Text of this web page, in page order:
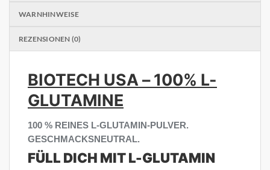
WARNHINWEISE
REZENSIONEN (0)
BIOTECH USA – 100% L-
GLUTAMINE
100 % REINES L-GLUTAMIN-PULVER.
GESCHMACKSNEUTRAL.
FÜLL DICH MIT L-GLUTAMIN